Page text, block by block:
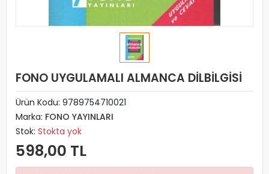
FONO UYGULAMALI ALMANCA DİLBİLGİSİ
Ürün Kodu: 9789754710021
Marka: FONO YAYINLARI
Stok: Stokta yok
598,00 TL